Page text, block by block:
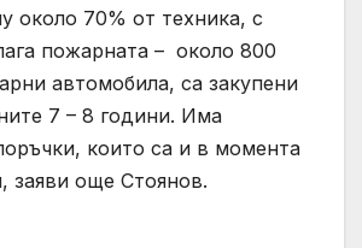
около 70% от техника, с
пожарната – около 800
автомобила, са закупени
7 – 8 години. Има
които са и в момента
заяви още Стоянов.